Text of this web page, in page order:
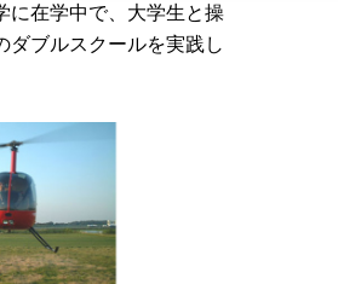
に在学中で、大学生と操
ダブルスクールを実践し